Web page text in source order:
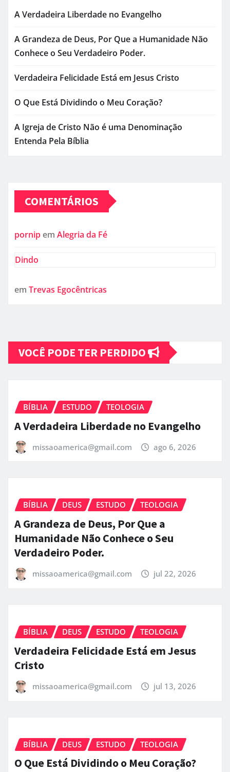
A Verdadeira Liberdade no Evangelho
A Grandeza de Deus, Por Que a Humanidade Não
Conhece o Seu Verdadeiro Poder.
Verdadeira Felicidade Está em Jesus Cristo
O Que Está Dividindo o Meu Coração?
A Igreja de Cristo Não é uma Denominação
Entenda Pela Bíblia
COMENTÁRIOS
pornip em Alegria da Fé
Dindo
em Trevas Egocêntricas
VOCÊ PODE TER PERDIDO
BÍBLIA ESTUDO TEOLOGIA
A Verdadeira Liberdade no Evangelho
missaoamerica@gmail.com ago 6, 2026
BÍBLIA DEUS ESTUDO TEOLOGIA
A Grandeza de Deus, Por Que a
Humanidade Não Conhece o Seu
Verdadeiro Poder.
missaoamerica@gmail.com jul 22, 2026
BÍBLIA DEUS ESTUDO TEOLOGIA
Verdadeira Felicidade Está em Jesus
Cristo
missaoamerica@gmail.com jul 13, 2026
BÍBLIA DEUS ESTUDO TEOLOGIA
O Que Está Dividindo o Meu Coração?